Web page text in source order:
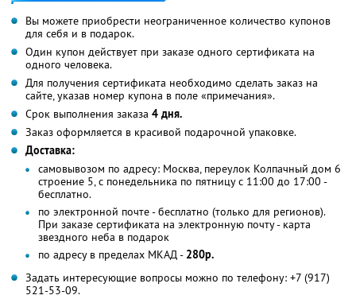
Вы можете приобрести неограниченное количество купонов
для себя и в подарок.
Один купон действует при заказе одного сертификата на
одного человека.
Для получения сертификата необходимо сделать заказ на
сайте, указав номер купона в поле «примечания».
Срок выполнения заказа 4 дня.
Заказ оформляется в красивой подарочной упаковке.
Доставка:
самовывозом по адресу: Москва, переулок Колпачный дом 6
строение 5, с понедельника по пятницу с 11:00 до 17:00 -
бесплатно.
по электронной почте - бесплатно (только для регионов).
При заказе сертификата на электронную почту - карта
звездного неба в подарок
по адресу в пределах МКАД - 280р.
Задать интересующие вопросы можно по телефону: +7 (917)
521-53-09.